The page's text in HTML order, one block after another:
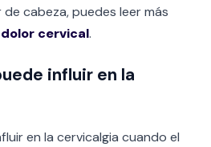
cabeza, puedes leer más
cervical.
influir en la
en la cervicalgia cuando el